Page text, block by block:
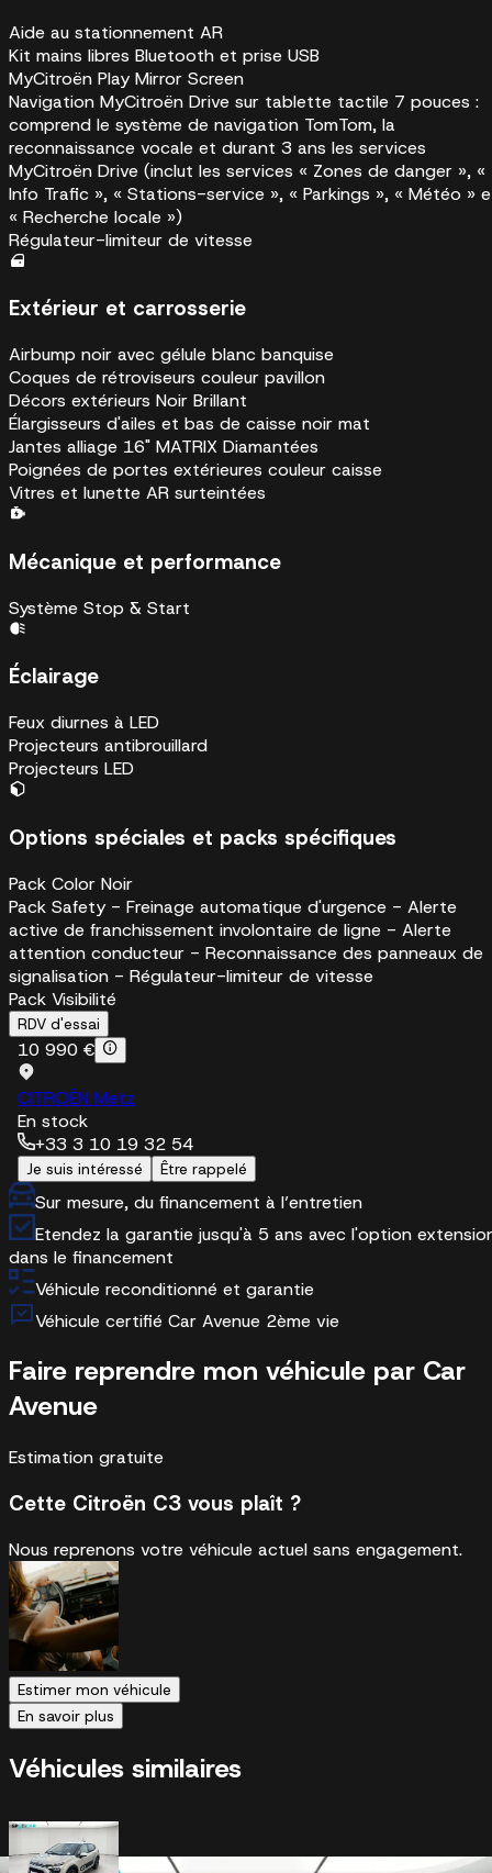
Aide au stationnement AR
Kit mains libres Bluetooth et prise USB
MyCitroën Play Mirror Screen
Navigation MyCitroën Drive sur tablette tactile 7 pouces :
comprend le système de navigation TomTom, la
reconnaissance vocale et durant 3 ans les services
MyCitroën Drive (inclut les services « Zones de danger », «
Info Trafic », « Stations-service », « Parkings », « Météo »
« Recherche locale »)
Régulateur-limiteur de vitesse
Extérieur et carrosserie
Airbump noir avec gélule blanc banquise
Coques de rétroviseurs couleur pavillon
Décors extérieurs Noir Brillant
Élargisseurs d'ailes et bas de caisse noir mat
Jantes alliage 16" MATRIX Diamantées
Poignées de portes extérieures couleur caisse
Vitres et lunette AR surteintées
Mécanique et performance
Système Stop & Start
Éclairage
Feux diurnes à LED
Projecteurs antibrouillard
Projecteurs LED
Options spéciales et packs spécifiques
Pack Color Noir
Pack Safety - Freinage automatique d'urgence - Alerte
active de franchissement involontaire de ligne - Alerte
attention conducteur - Reconnaissance des panneaux de
signalisation - Régulateur-limiteur de vitesse
Pack Visibilité
RDV d'essai
10 990 €
CITROËN Metz
En stock
+33 3 10 19 32 54
Je suis intéressé Être rappelé
Sur mesure, du financement à l’entretien
Etendez la garantie jusqu'à 5 ans avec l'option
dans le financement
Véhicule reconditionné et garantie
Véhicule certifié Car Avenue 2ème vie
Faire reprendre mon véhicule par Car
Avenue
Estimation gratuite
Cette Citroën C3 vous plaît ?
Nous reprenons votre véhicule actuel sans engagement.
Estimer mon véhicule
En savoir plus
Véhicules similaires